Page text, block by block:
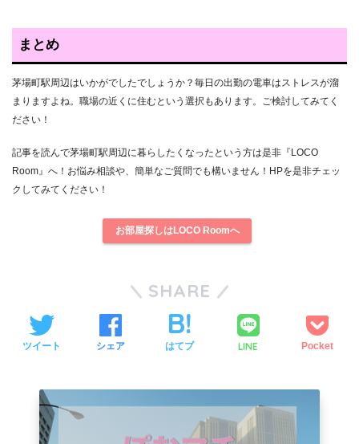
まとめ
茅場町駅周辺はいかがでしたでしょうか？毎日の出勤の電車はストレスが溜
まりますよね。職場の近くに住むという選択もあります。ご検討してみてく
ださい！
記事を読んで茅場町駅周辺に暮らしたくなったという方は是非『LOCO
Room』へ！お悩み相談や、簡単なご質問でも構いません！HPを是非チェッ
クしてみてください！
お部屋探しはLOCO Roomへ
SHARE
ツイート シェア はてブ LINE Pocket